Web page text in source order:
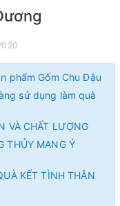
phẩm Gốm Chu Đậu
sử dụng làm quà
VÀ CHẤT LƯỢNG
THỦY MANG Ý
KẾT TÌNH THÂN